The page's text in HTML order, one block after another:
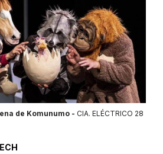
de Komunumo - CIA. ELÉCTRICO 28